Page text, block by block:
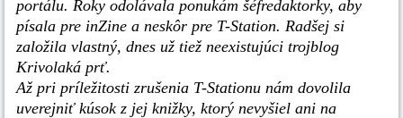
portálu. Roky odolávala ponukám šéfredaktorky, aby
písala pre inZine a neskôr pre T-Station. Radšej si
založila vlastný, dnes už tiež neexistujúci trojblog
Krivolaká prť.
Až pri príležitosti zrušenia T-Stationu nám dovolila
uverejniť kúsok z jej knižky, ktorý nevyšiel ani na